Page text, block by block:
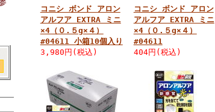
コニシ ボンド アロン
アルフア EXTRA ミニ
×4（０.５g×４）
#04611 小箱10個入り
3,980円(税込)
コニシ ボンド アロン
アルフア EXTRA ミニ
×4（０.５g×４）
#04611
404円(税込)